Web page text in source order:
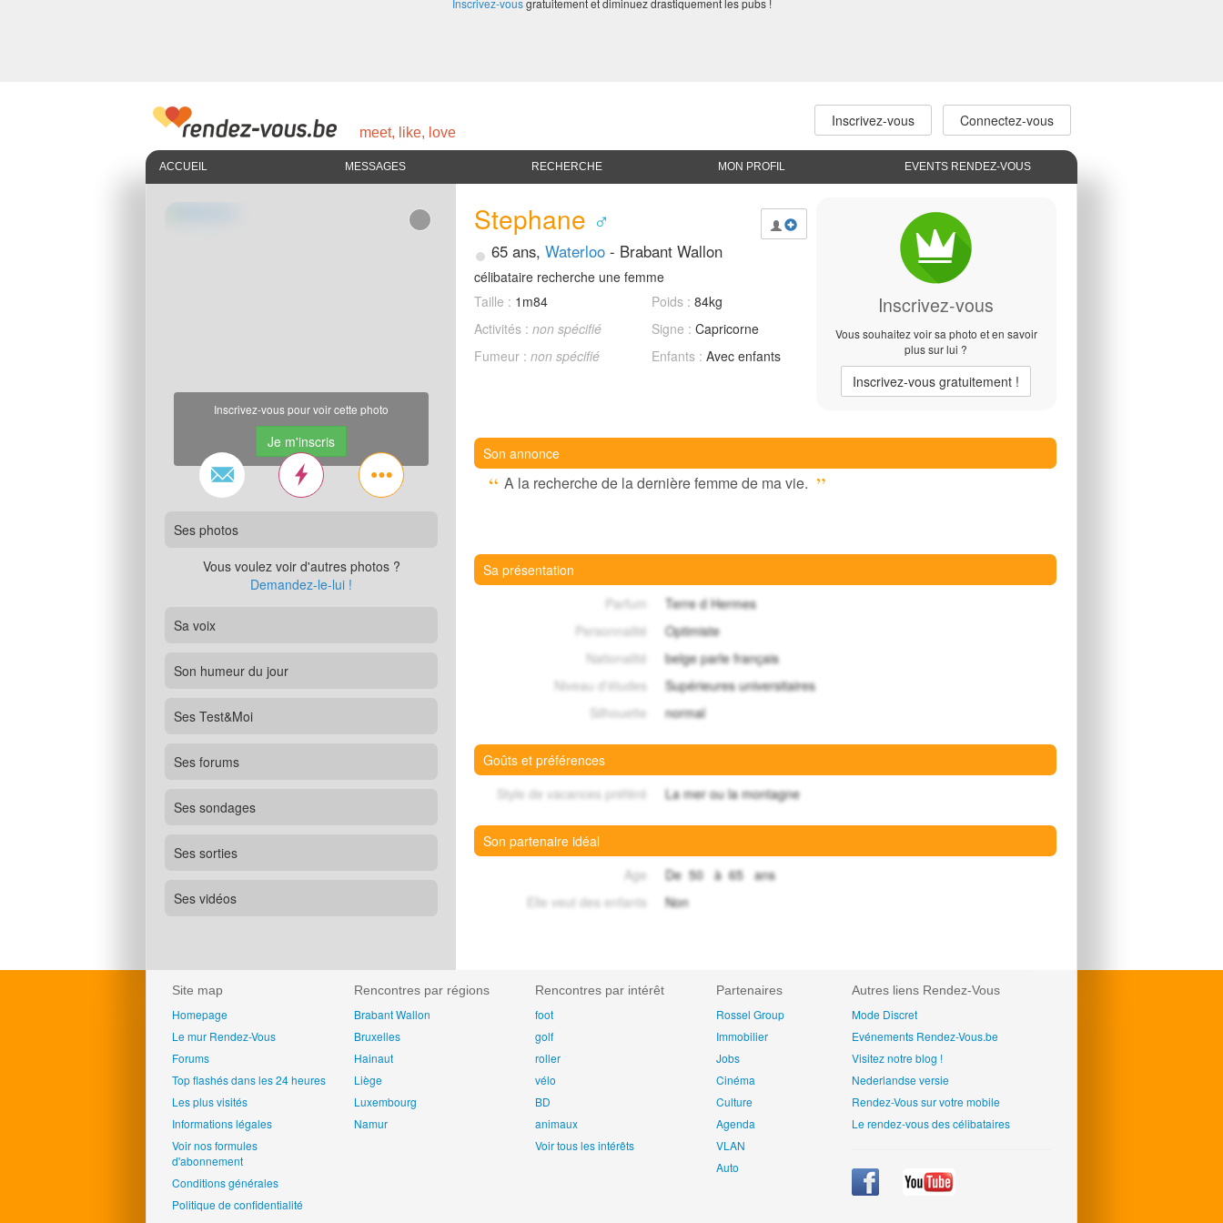
Inscrivez-vousgratuitement et diminuez drastiquement les pubs !
meet, like, love
Inscrivez-vous Connectez-vous
ACCUEIL MESSAGES RECHERCHE MON PROFIL EVENTS RENDEZ-VOUS
Inscrivez-vous pour voir cette photo
Je m'inscris
Ses photos
Vous voulez voir d'autres photos ?
Demandez-le-lui !
Sa voix
Son humeur du jour
Ses Test&Moi
Ses forums
Ses sondages
Ses sorties
Ses vidéos
Stephane ♂
• 65 ans, Waterloo - Brabant Wallon
célibataire recherche une femme
Taille : 1m84 Poids : 84kg
Activités : non spécifié Signe : Capricorne
Fumeur : non spécifié Enfants : Avec enfants
Inscrivez-vous
Vous souhaitez voir sa photo et en savoir
plus sur lui ?
Inscrivez-vousgratuitement !
Son annonce
A la recherche de la dernière femme de ma vie.
Sa présentation
Parfum
Terre d Hermes
Personnalité
Optimiste
Nationalité
belge parle français
Niveau d'études
Supérieures universitaires
Silhouette
normal
Goûts et préférences
Style de vacances préféré
La mer ou la montagne
Son partenaire idéal
Age
De 50 à 65 ans
Elle veut des enfants
Non
Site map
Homepage
Le mur Rendez-Vous
Forums
Top flashés dans les 24 heures
Les plus visités
Informations légales
Voir nos formules
d'abonnement
Conditions générales
Politique de confidentialité
Rencontres par régions
Brabant Wallon
Bruxelles
Hainaut
Liège
Luxembourg
Namur
Rencontres par intérêt
foot
golf
roller
vélo
BD
animaux
Voir tous les intérêts
Partenaires
Rossel Group
Immobilier
Jobs
Cinéma
Culture
Agenda
VLAN
Auto
Autres liens Rendez-Vous
Mode Discret
Evénements Rendez-Vous.be
Visitez notre blog !
Nederlandse versie
Rendez-Vous sur votre mobile
Le rendez-vous des célibataires